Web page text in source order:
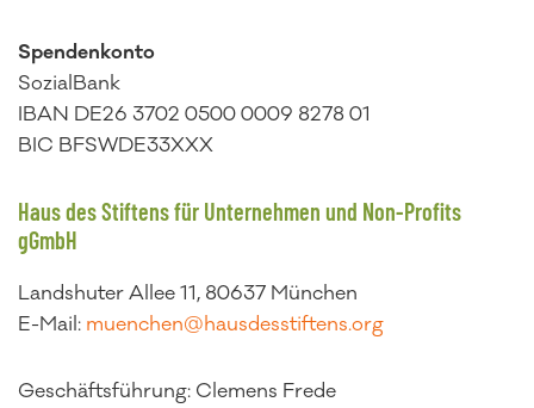
Spendenkonto
SozialBank
IBAN DE26 3702 0500 0009 8278 01
BIC BFSWDE33XXX
Haus des Stiftens für Unternehmen und Non-Profits
gGmbH
Landshuter Allee 11, 80637 München
E-Mail: muenchen@hausdesstiftens.org
Geschäftsführung: Clemens Frede